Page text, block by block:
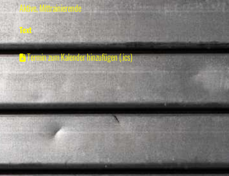
Aktive, Mittrainierende
Text
Termin zum Kalender hinzufügen (.ics)